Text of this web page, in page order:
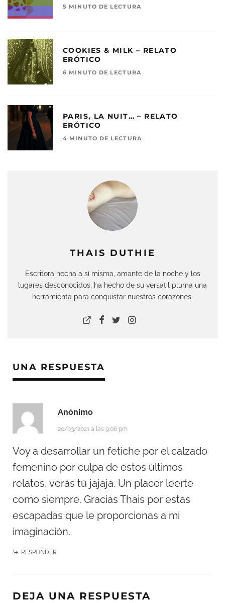
THAIS DUTHIE
Escritora hecha a sí misma, amante de la noche y los
lugares desconocidos, ha hecho de su versátil pluma una
herramienta para conquistar nuestros corazones.
5 MINUTO DE LECTURA
COOKIES & MILK – RELATO
ERÓTICO
6 MINUTO DE LECTURA
PARIS, LA NUIT… – RELATO
ERÓTICO
4 MINUTO DE LECTURA
UNA RESPUESTA
Anónimo
20/03/2021 a las 9:06 pm
Voy a desarrollar un fetiche por el calzado
femenino por culpa de estos últimos
relatos, verás tú jajaja. Un placer leerte
como siempre. Gracias Thais por estas
escapadas que le proporcionas a mi
imaginación.
RESPONDER
DEJA UNA RESPUESTA